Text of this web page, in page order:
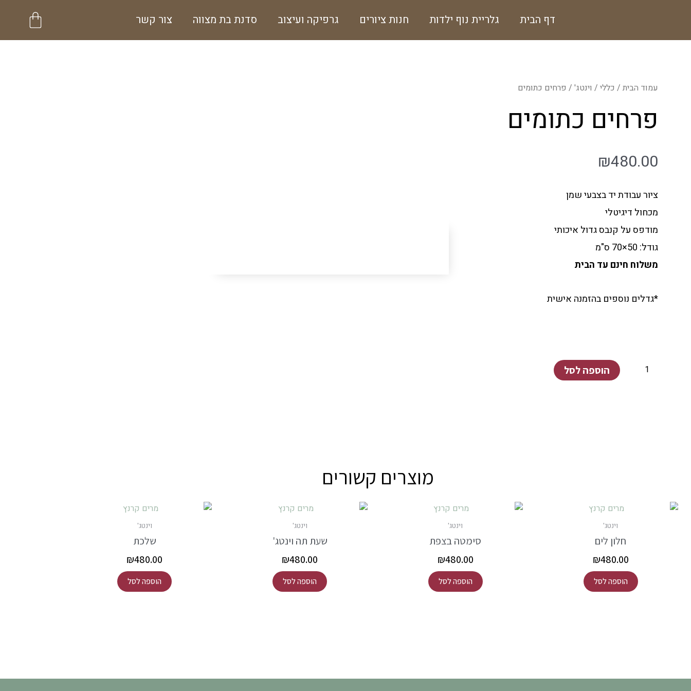
דף הבית גלריית נוף ילדות חנות ציורים גרפיקה ועיצוב סדנת בת מצווה צור קשר עגלת
קניות
עמוד הבית / כללי / וינטג' / פרחים כתומים
פרחים כתומים
₪480.00
ציור עבודת יד בצבעי שמן
מכחול דיגיטלי
מודפס על קנבס גדול איכותי
גודל: 50×70 ס"מ
משלוח חינם עד הבית
*גדלים נוספים בהזמנה אישית
פרחים
הוספה לסל
מוצרים קשורים
וינטג'
חלון לים
₪480.00
הוספה לסל
וינטג'
סימטה בצפת
₪480.00
הוספה לסל
וינטג'
שעת תה וינטג'
₪480.00
הוספה לסל
וינטג'
שלכת
₪480.00
הוספה לסל